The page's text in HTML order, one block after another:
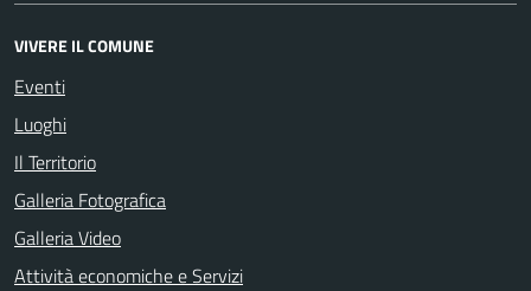
VIVERE IL COMUNE
Eventi
Luoghi
Il Territorio
Galleria Fotografica
Galleria Video
Attività economiche e Servizi